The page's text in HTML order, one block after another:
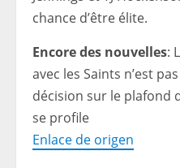
chance d’être élite.
Encore des nouvelles:
avec les Saints n’est
décision sur le plafond
se profile
Enlace de origen